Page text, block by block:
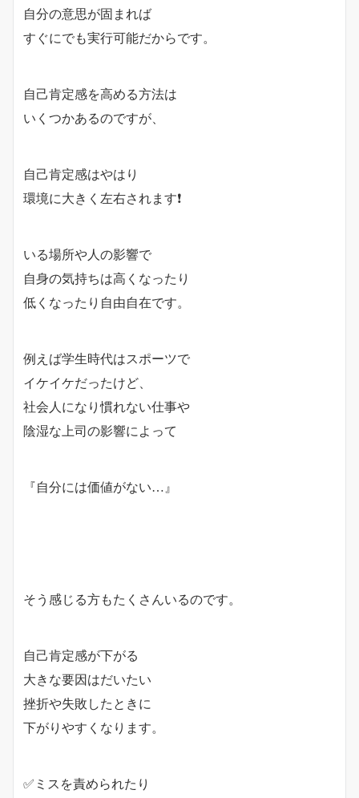
自分の意思が固まれば
すぐにでも実行可能だからです。
自己肯定感を高める方法は
いくつかあるのですが、
自己肯定感はやはり
環境に大きく左右されます❗️
いる場所や人の影響で
自身の気持ちは高くなったり
低くなったり自由自在です。
例えば学生時代はスポーツで
イケイケだったけど、
社会人になり慣れない仕事や
陰湿な上司の影響によって
『自分には価値がない…』
そう感じる方もたくさんいるのです。
自己肯定感が下がる
大きな要因はだいたい
挫折や失敗したときに
下がりやすくなります。
✅ミスを責められたり